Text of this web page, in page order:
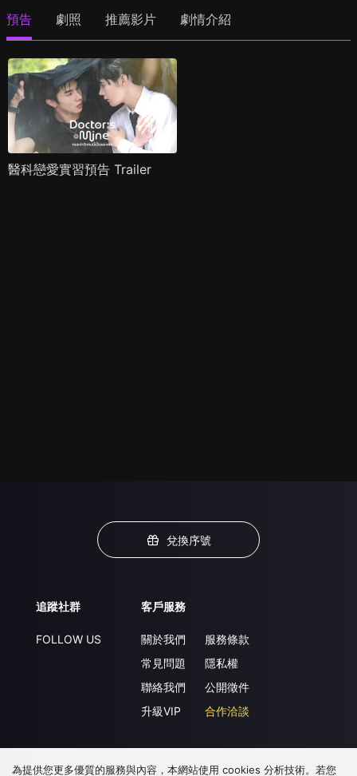
預告 劇照 推薦影片 劇情介紹
醫科戀愛實習預告 Trailer
兌換序號
追蹤社群
FOLLOW US
客戶服務
關於我們
常見問題
聯絡我們
升級VIP
服務條款
隱私權
公開徵件
合作洽談
下載 APP
為提供您更多優質的服務與內容，本網站使用 cookies 分析技術。若您